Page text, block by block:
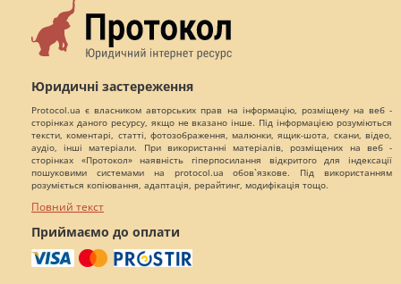
Юридичні застереження
Protocol.ua є власником авторських прав на інформацію, розміщену на веб -
сторінках даного ресурсу, якщо не вказано інше. Під інформацією розуміються
тексти, коментарі, статті, фотозображення, малюнки, ящик-шота, скани, відео,
аудіо, інші матеріали. При використанні матеріалів, розміщених на веб -
сторінках «Протокол» наявність гіперпосилання відкритого для індексації
пошуковими системами на protocol.ua обов`язкове. Під використанням
розуміється копіювання, адаптація, рерайтинг, модифікація тощо.
Повний текст
Приймаємо до оплати